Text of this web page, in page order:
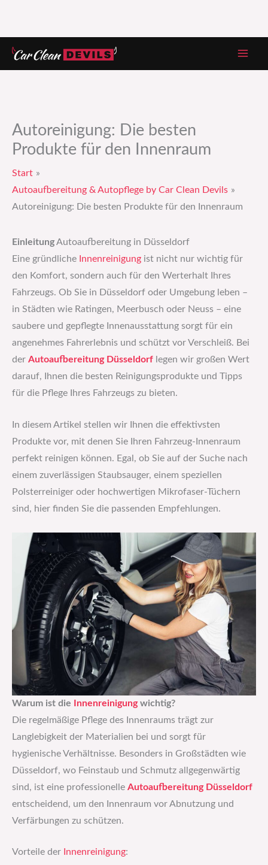
Zum
Inhalt
Autoreinigung: Die besten
Produkte für den Innenraum
Start
Autoaufbereitung & Autopflege by Car Clean Devils
Autoreinigung: Die besten Produkte für den Innenraum
Einleitung Autoaufbereitung in Düsseldorf
Eine gründliche Innenreinigung ist nicht nur wichtig für
den Komfort, sondern auch für den Werterhalt Ihres
Fahrzeugs. Ob Sie in Düsseldorf oder Umgebung leben –
in Städten wie Ratingen, Meerbusch oder Neuss – eine
saubere und gepflegte Innenausstattung sorgt für ein
angenehmes Fahrerlebnis und schützt vor Verschleiß. Bei
der Autoaufbereitung Düsseldorf legen wir großen Wert
darauf, Ihnen die besten Reinigungsprodukte und Tipps
für die Pflege Ihres Fahrzeugs zu bieten.
In diesem Artikel stellen wir Ihnen die effektivsten
Produkte vor, mit denen Sie Ihren Fahrzeug-Innenraum
perfekt reinigen können. Egal, ob Sie auf der Suche nach
einem zuverlässigen Staubsauger, einem speziellen
Polsterreiniger oder hochwertigen Mikrofaser-Tüchern
sind, hier finden Sie die passenden Empfehlungen.
Warum ist die Innenreinigung wichtig?
Die regelmäßige Pflege des Innenraums trägt zur
Langlebigkeit der Materialien bei und sorgt für
hygienische Verhältnisse. Besonders in Großstädten wie
Düsseldorf, wo Feinstaub und Schmutz allgegenwärtig
sind, ist eine professionelle Autoaufbereitung Düsseldorf
entscheidend, um den Innenraum vor Abnutzung und
Verfärbungen zu schützen.
Vorteile der Innenreinigung: